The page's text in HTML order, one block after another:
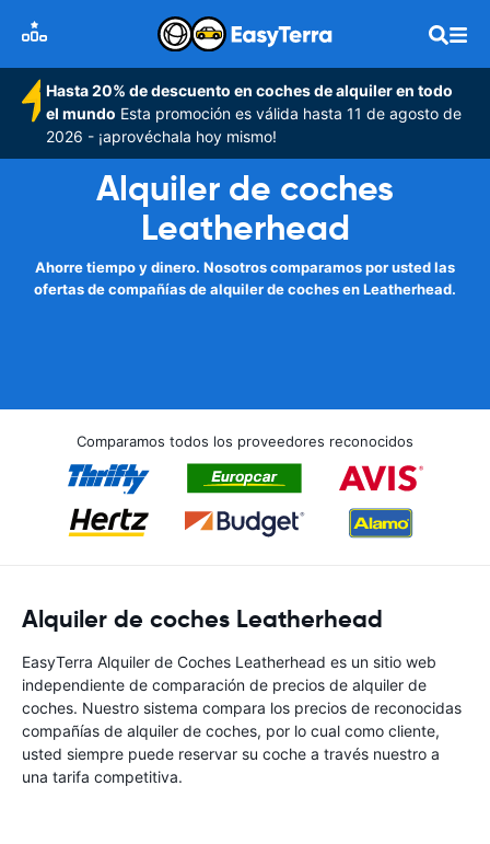
Hasta 20% de descuento en coches de alquiler en todo
el mundo Esta promoción es válida hasta 11 de agosto de
2026 - ¡aprovéchala hoy mismo!
Alquiler de coches
Leatherhead
Ahorre tiempo y dinero. Nosotros comparamos por usted las
ofertas de compañías de alquiler de coches en Leatherhead.
Comparamos todos los proveedores reconocidos
Alquiler de coches Leatherhead
EasyTerra Alquiler de Coches Leatherhead es un sitio web
independiente de comparación de precios de alquiler de
coches. Nuestro sistema compara los precios de reconocidas
compañías de alquiler de coches, por lo cual como cliente,
usted siempre puede reservar su coche a través nuestro a
una tarifa competitiva.